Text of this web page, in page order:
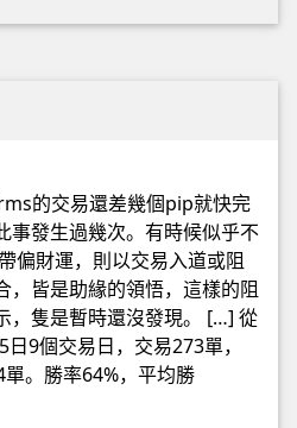
的交易還差幾個pip就快完
事發生過幾次。有時候似乎不
偏財運，則以交易入道或阻
，皆是助緣的領悟，這樣的阻
，隻是暫時還沒發現。 […] 從
9個交易日，交易273單，
。勝率64%，平均勝